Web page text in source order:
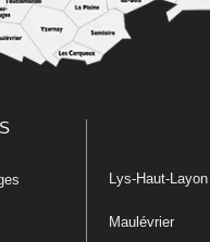
Lys-Haut-Layon
Maulévrier